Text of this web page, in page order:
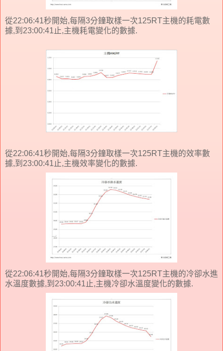
從22:06:41秒開始,每隔3分鐘取樣一次125RT主機的耗電數
據,到23:00:41止,主機耗電變化的數據.
從22:06:41秒開始,每隔3分鐘取樣一次125RT主機的效率數
據,到23:00:41止,主機效率變化的數據.
從22:06:41秒開始,每隔3分鐘取樣一次125RT主機的冷卻水進
水溫度數據,到23:00:41止,主機冷卻水溫度變化的數據.